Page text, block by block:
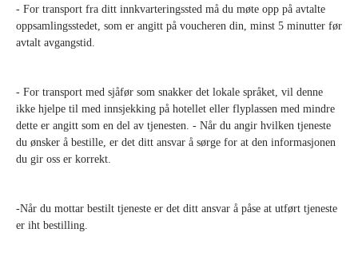
- For transport fra ditt innkvarteringssted må du møte opp på avtalte
oppsamlingsstedet, som er angitt på voucheren din, minst 5 minutter før
avtalt avgangstid.
- For transport med sjåfør som snakker det lokale språket, vil denne
ikke hjelpe til med innsjekking på hotellet eller flyplassen med mindre
dette er angitt som en del av tjenesten. - Når du angir hvilken tjeneste
du ønsker å bestille, er det ditt ansvar å sørge for at den informasjonen
du gir oss er korrekt.
-Når du mottar bestilt tjeneste er det ditt ansvar å påse at utført tjeneste
er iht bestilling.